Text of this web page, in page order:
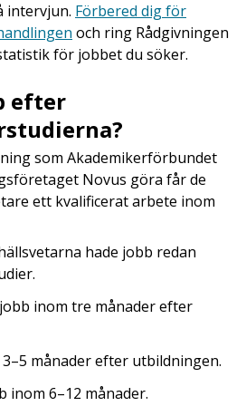
intervjun. Förbered dig för
och ring Rådgivningen
för jobbet du söker.
efter
som Akademikerförbundet
Novus göra får de
ett kvalificerat arbete inom
hade jobb redan
inom tre månader efter
månader efter utbildningen.
inom 6–12 månader.